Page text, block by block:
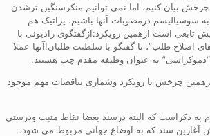
چرخش بیان کنیم، اما نمی توانیم منکرسنگین ترشدن
سوسیالیسم درمصوبات آنها باشیم. پراتیک هم
تابعی است ازهمین رویکرد:ازگفتگوی رادیوئی با
اصلاح طلب”، تا گفتگو با سلطنت طلبان!آنها عملا
به عنوان وظیفه مقدم چپ هستند.
چرخش یا رویکرد وشماری تناقضات مهم موجود
به ذکراست که البته درسند بعضا نقاط مثبت ودرستی
آغازین سند که به اوضاع جهانی مربوط می شود،